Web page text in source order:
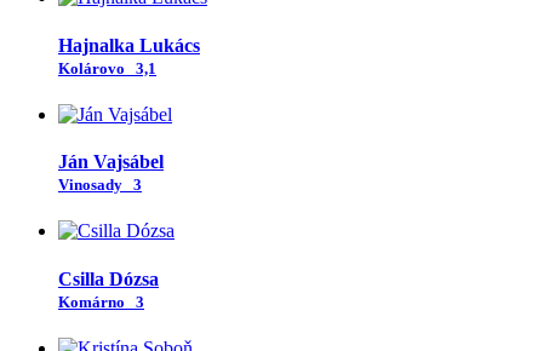
Hajnalka Lukács
Kolárovo 3,1
Ján Vajsábel
Vinosady 3
Csilla Dózsa
Komárno 3